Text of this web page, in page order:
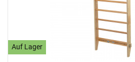
Auf Lager